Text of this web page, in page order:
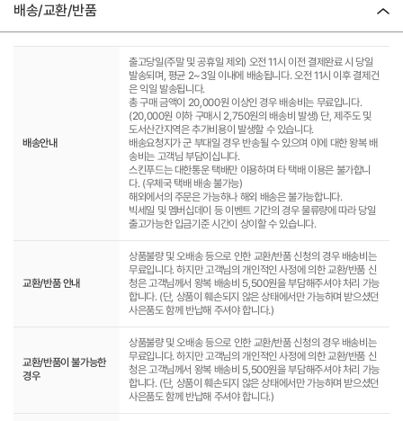
배송/교환/반품
배송안내
출고당일(주말 및 공휴일 제외) 오전 11시 이전 결제완료 시 당일
발송되며, 평균 2~3일 이내에 배송됩니다. 오전 11시 이후 결제건
은 익일 발송됩니다.
총 구매 금액이 20,000원 이상인 경우 배송비는 무료입니다.
(20,000원 이하 구매시 2,750원의 배송비 발생) 단, 제주도 및
도서산간지역은 추가비용이 발생할 수 있습니다.
배송요청지가 군 부대일 경우 반송될 수 있으며 이에 대한 왕복 배
송비는 고객님 부담이십니다.
스킨푸드는 대한통운 택배만 이용하며 타 택배 이용은 불가합니
다. (우체국 택배 배송 불가능)
해외에서의 주문은 가능하나 해외 배송은 불가능합니다.
빅세일 및 멤버십데이 등 이벤트 기간의 경우 물류량에 따라 당일
출고가능한 입금기준 시간이 상이할 수 있습니다.
교환/반품 안내
상품불량 및 오배송 등으로 인한 교환/반품 신청의 경우 배송비는
무료입니다. 하지만 고객님의 개인적인 사정에 의한 교환/반품 신
청은 고객님께서 왕복 배송비 5,500원을 부담해주셔야 처리 가능
합니다. (단, 상품이 훼손되지 않은 상태에서만 가능하며 받으셨던
사은품도 함께 반납해 주셔야 합니다.)
교환/반품이 불가능한
경우
상품불량 및 오배송 등으로 인한 교환/반품 신청의 경우 배송비는
무료입니다. 하지만 고객님의 개인적인 사정에 의한 교환/반품 신
청은 고객님께서 왕복 배송비 5,500원을 부담해주셔야 처리 가능
합니다. (단, 상품이 훼손되지 않은 상태에서만 가능하며 받으셨던
사은품도 함께 반납해 주셔야 합니다.)